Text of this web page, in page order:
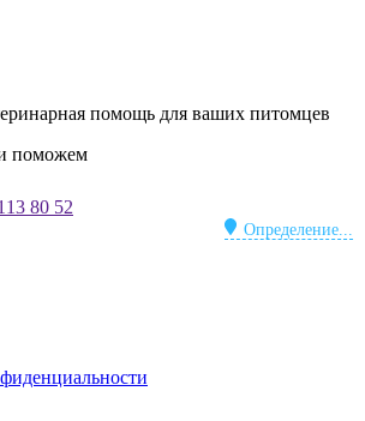
помощь для ваших питомцев
поможем
80 52
Определение...